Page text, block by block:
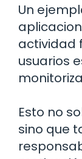
Un
actividad
usuarios
Esto no
sino que